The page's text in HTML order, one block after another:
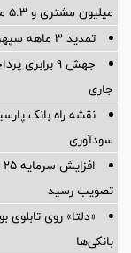
میلیون مشتری و ۵.۳ میلیون تسهیلات
تمدید 3 ماهه سپهرکارت‌های بانک صادرات ایران
جهش 9
جاری
سودآوری
تصویب رسید
«دلتا» روی
بانکی‌ها